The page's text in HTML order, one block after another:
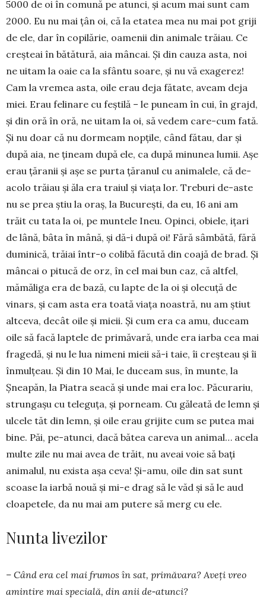
5000 de oi în comună pe atunci, și acum mai sunt cam
2000. Eu nu mai țân oi, că la etatea mea nu mai pot griji
de ele, dar în copilărie, oamenii din animale trăiau. Ce
creșteai în bătătură, aia mâncai. Și din cauza asta, noi
ne uitam la oaie ca la sfântu soare, și nu vă exagerez!
Cam la vremea asta, oile erau deja fătate, aveam deja
miei. Erau felinare cu feștilă – le puneam în cui, în grajd,
și din oră în oră, ne uitam la oi, să vedem care-cum fată.
Și nu doar că nu dormeam nopțile, când fătau, dar și
după aia, ne țineam după ele, ca după minunea lumii. Așe
erau țăranii și așe se purta țăranul cu animalele, că de-
acolo trăiau și ăla era traiul și viața lor. Treburi de-aste
nu se prea știu la oraș, la București, da eu, 16 ani am
trăit cu tata la oi, pe muntele Ineu. Opinci, obiele, ițari
de lână, bâta în mână, și dă-i după oi! Fără sâmbătă, fără
duminică, trăiai într-o colibă făcută din coajă de brad. Și
mâncai o pitucă de orz, în cel mai bun caz, că altfel,
mămăliga era de bază, cu lapte de la oi și olecuță de
vinars, și cam asta era toată viața noastră, nu am știut
altceva, decât oile și mieii. Și cum era ca amu, duceam
oile să facă laptele de primăvară, unde era iarba cea mai
fragedă, și nu le lua nimeni mieii să-i taie, îi creșteau și îi
înmulțeau. Și din 10 Mai, le duceam sus, în munte, la
Șneapăn, la Piatra seacă și unde mai era loc. Păcurariu,
strungașu cu teleguța, și porneam. Cu găleată de lemn și
ulcele tăt din lemn, și oile erau grijite cum se putea mai
bine. Păi, pe-atunci, dacă bătea careva un animal… acela
multe zile nu mai avea de trăit, nu aveai voie să bați
animalul, nu exista așa ceva! Și-amu, oile din sat sunt
scoase la iarbă nouă și mi-e drag să le văd și să le aud
cloapetele, da nu mai am putere să merg cu ele.
Nunta livezilor
– Când era cel mai frumos în sat, primăvara? Aveți vreo
amintire mai specială, din anii de‑atunci?